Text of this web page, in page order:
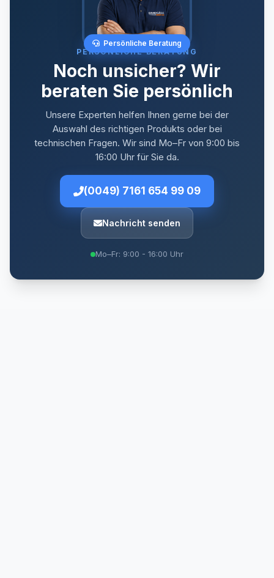
Persönliche Beratung
PERSÖNLICHE BERATUNG
Noch unsicher? Wir
beraten Sie persönlich
Unsere Experten helfen Ihnen gerne bei der
Auswahl des richtigen Produkts oder bei
technischen Fragen. Wir sind Mo–Fr von 9:00 bis
16:00 Uhr für Sie da.
(0049) 7161 654 99 09
Nachricht senden
Mo–Fr: 9:00 - 16:00 Uhr